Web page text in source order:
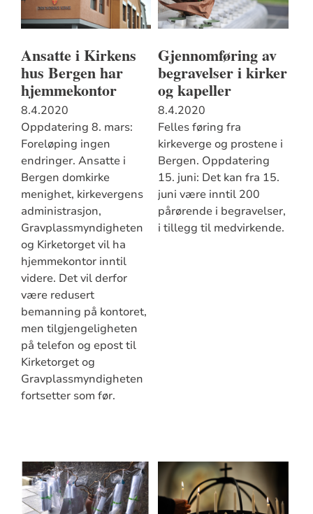
Ansatte i Kirkens
hus Bergen har
hjemmekontor
8.4.2020
Oppdatering 8. mars:
Foreløping ingen
endringer. Ansatte i
Bergen domkirke
menighet, kirkevergens
administrasjon,
Gravplassmyndigheten
og Kirketorget vil ha
hjemmekontor inntil
videre. Det vil derfor
være redusert
bemanning på kontoret,
men tilgjengeligheten
på telefon og epost til
Kirketorget og
Gravplassmyndigheten
fortsetter som før.
Gjennomføring av
begravelser i kirker
og kapeller
8.4.2020
Felles føring fra
kirkeverge og prostene i
Bergen. Oppdatering
15. juni: Det kan fra 15.
juni være inntil 200
pårørende i begravelser,
i tillegg til medvirkende.